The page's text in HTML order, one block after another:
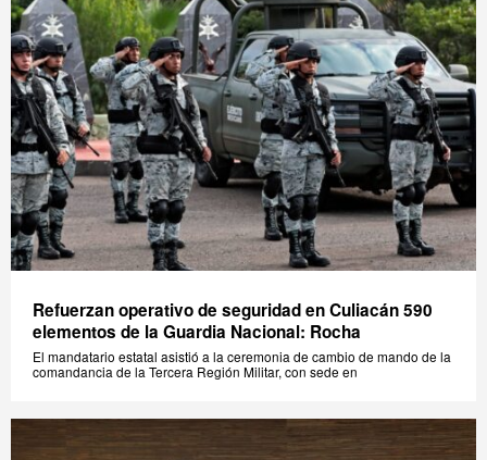
Refuerzan operativo de seguridad en Culiacán 590
elementos de la Guardia Nacional: Rocha
El mandatario estatal asistió a la ceremonia de cambio de mando de la
comandancia de la Tercera Región Militar, con sede en